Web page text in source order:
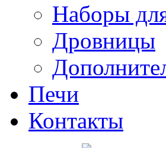
Наборы
Дровницы
Печи
Контакты